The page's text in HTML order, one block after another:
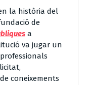
la història del
de
a
va jugar un
coneixements